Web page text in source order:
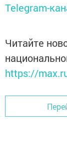
Telegram-
Читайте
https://